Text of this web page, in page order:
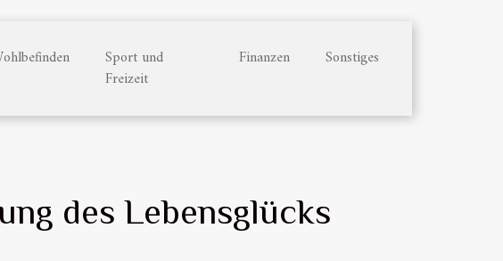
Sport und
Freizeit
Finanzen Sonstiges
des Lebensglücks